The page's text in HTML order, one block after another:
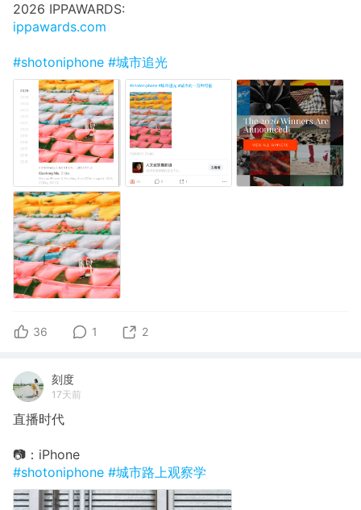
2026 IPPAWARDS:
ippawards.com
#shotoniphone #城市追光
36 1 2
刻度
17天前
直播时代
📷：iPhone
#shotoniphone #城市路上观察学